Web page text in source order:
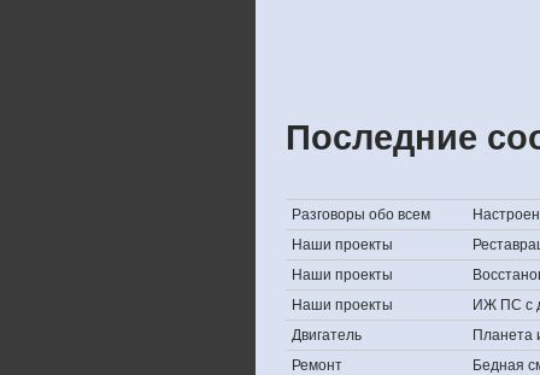
Последние
Разговоры обо всем
Наши проекты
Наши проекты
Наши проекты
ИЖ ПС с
Двигатель
Планета
Ремонт
Бедная